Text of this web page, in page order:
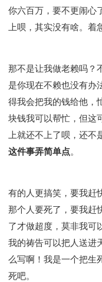
你六百万，要不更闹心
上呗，其实没有啥。着
那不是让我做老赖吗？
是你现在不赖也没有办
得我会把我的钱给他，
块钱我可以帮忙，但这
上就还不上了呗，还不
这件事弄简单点。
有的人更搞笑，要我赶
那个人要死了，要我赶
了才做超度，莫非我可
我的祷告可以把人送进
么写啊！我是一个把生
死吧。